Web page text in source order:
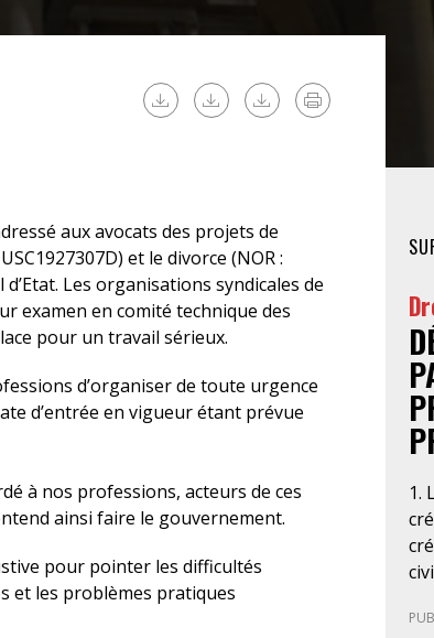
HOSPITALISATION
aux avocats des projets de
et le divorce (NOR :
Les organisations syndicales de
examen en comité technique des
pour un travail sérieux.
d’organiser de toute urgence
d’entrée en vigueur étant prévue
à nos professions, acteurs de ces
ainsi faire le gouvernement.
pour pointer les difficultés
et les problèmes pratiques
1.